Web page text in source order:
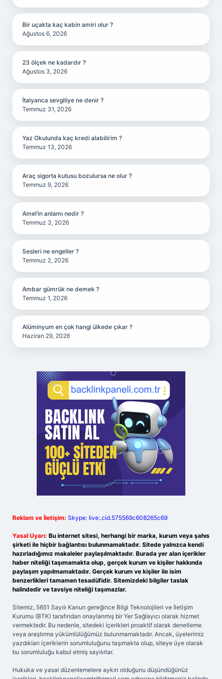
Bir uçakta kaç kabin amiri olur ?
Ağustos 6, 2026
23 ölçek ne kadardır ?
Ağustos 3, 2026
İtalyanca sevgiliye ne denir ?
Temmuz 31, 2026
Yaz Okulunda kaç kredi alabilirim ?
Temmuz 13, 2026
Araç sigorta kutusu bozulursa ne olur ?
Temmuz 9, 2026
Amel’in anlamı nedir ?
Temmuz 3, 2026
Sesleri ne engeller ?
Temmuz 2, 2026
Ambar gümrük ne demek ?
Temmuz 1, 2026
Alüminyum en çok hangi ülkede çıkar ?
Haziran 29, 2026
Reklam ve İletişim: Skype: live:.cid.575569c608265c69
Yasal Uyarı: Bu internet sitesi, herhangi bir marka, kurum veya şahıs
şirketi ile hiçbir bağlantısı bulunmamaktadır. Sitede yalnızca kendi
hazırladığımız makaleler paylaşılmaktadır. Burada yer alan içerikler
haber niteliği taşımamakta olup, gerçek kurum ve kişiler hakkında
paylaşım yapılmamaktadır. Gerçek kurum ve kişiler ile isim
benzerlikleri tamamen tesadüfidir. Sitemizdeki bilgiler taslak
halindedir ve tavsiye niteliği taşımazlar.
Sitemiz, 5651 Sayılı Kanun gereğince Bilgi Teknolojileri ve İletişim
Kurumu (BTK) tarafından onaylanmış bir Yer Sağlayıcı olarak hizmet
vermektedir. Bu nedenle, sitedeki içerikleri proaktif olarak denetleme
veya araştırma yükümlülüğümüz bulunmamaktadır. Ancak, üyelerimiz
yazdıkları içeriklerin sorumluluğunu taşımakta olup, siteye üye olarak
bu sorumluluğu kabul etmiş sayılırlar.
Hukuka ve yasal düzenlemelere aykırı olduğunu düşündüğünüz